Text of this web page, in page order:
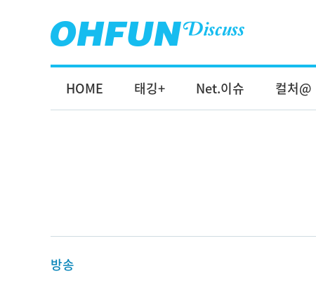
HOME 태깅+ Net.이슈 컬처@
방송